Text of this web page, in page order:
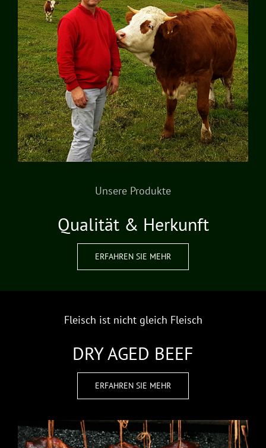
Unsere Produkte
Qualität & Herkunft
ERFAHREN SIE MEHR
Fleisch ist nicht gleich Fleisch
DRY AGED BEEF
ERFAHREN SIE MEHR